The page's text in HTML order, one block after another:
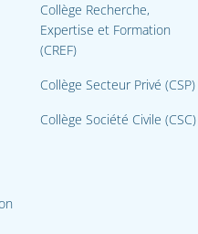
Collège Recherche,
Expertise et Formation
(CREF)
Collège Secteur Privé (CSP)
Collège Société Civile (CSC)